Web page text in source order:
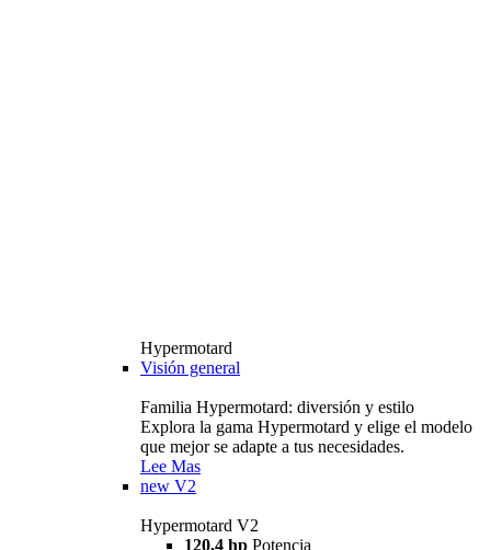
Hypermotard
Visión general
Familia Hypermotard: diversión y estilo
Explora la gama Hypermotard y elige el modelo
que mejor se adapte a tus necesidades.
Lee Mas
new V2
Hypermotard V2
120,4 hp Potencia